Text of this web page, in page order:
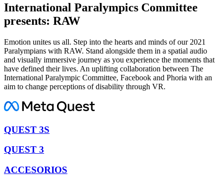
International Paralympics Committee
presents: RAW
Emotion unites us all. Step into the hearts and minds of our 2021
Paralympians with RAW. Stand alongside them in a spatial audio
and visually immersive journey as you experience the moments that
have defined their lives. An uplifting collaboration between The
International Paralympic Committee, Facebook and Phoria with an
aim to change perceptions of disability through VR.
QUEST 3S
QUEST 3
ACCESORIOS